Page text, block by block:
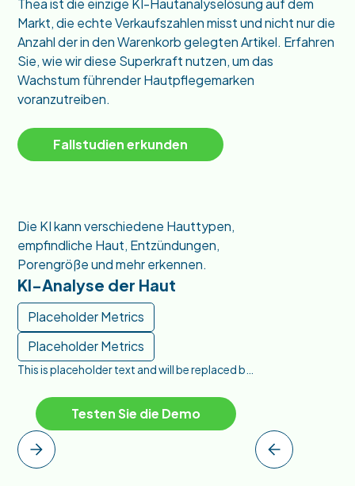
Thea ist die einzige KI-Hautanalyselösung auf dem
Markt, die echte Verkaufszahlen misst und nicht nur die
Anzahl der in den Warenkorb gelegten Artikel. Erfahren
Sie, wie wir diese Superkraft nutzen, um das
Wachstum führender Hautpflegemarken
voranzutreiben.
Fallstudien erkunden
Die KI kann verschiedene Hauttypen,
empfindliche Haut, Entzündungen,
Porengröße und mehr erkennen.
KI-Analyse der Haut
Placeholder Metrics
Placeholder Metrics
Testen Sie die Demo